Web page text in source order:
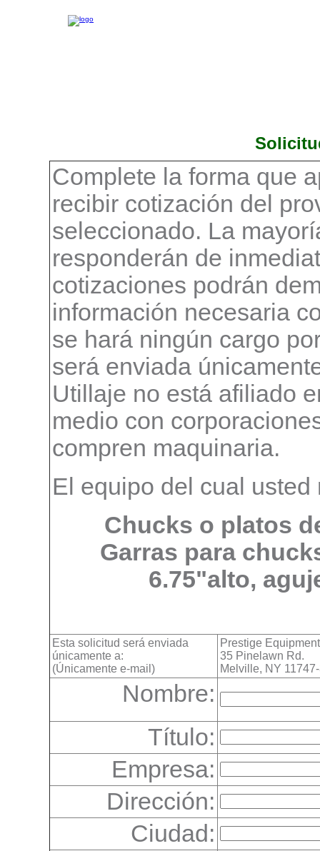
Complete la forma que
recibir cotización del
seleccionado. La
responderán de
cotizaciones podrán
información necesaria
se hará ningún cargo
será enviada
Utillaje no está afiliado
medio con
compren maquinaria.
El equipo del cual
Chucks o platos
Garras para
6.75"alto,
Esta solicitud será enviada
únicamente a:
(Únicamente e-mail)
Prestige
35 Pinelawn Rd.
Melville, NY
Nombre:
Título:
Empresa:
Dirección:
Ciudad: